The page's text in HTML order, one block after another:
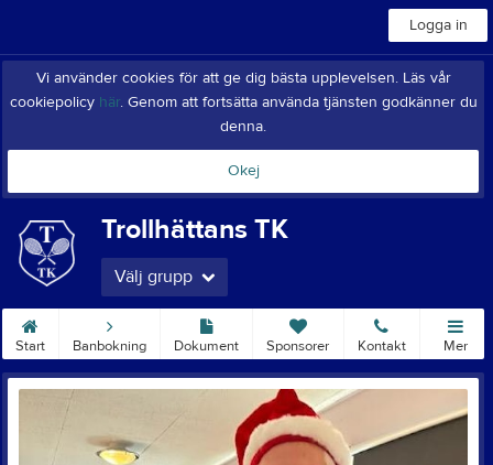
Logga in
Vi använder cookies för att ge dig bästa upplevelsen. Läs vår
cookiepolicy här. Genom att fortsätta använda tjänsten godkänner du
denna.
Okej
Trollhättans TK
Välj grupp
Start Banbokning Dokument Sponsorer Kontakt Mer